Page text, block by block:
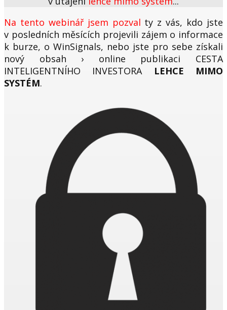
Na tento webinář jsem pozval ty z vás, kdo jste
v posledních měsících projevili zájem o informace
k burze, o WinSignals, nebo jste pro sebe získali
nový obsah › online publikaci CESTA
INTELIGENTNÍHO INVESTORA LEHCE MIMO
SYSTÉM.